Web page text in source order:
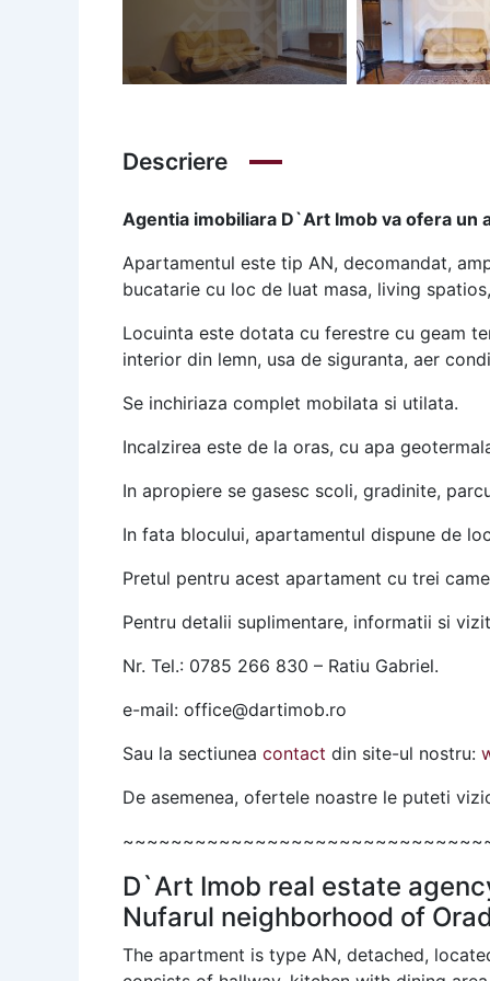
Descriere
Agentia imobiliara D`Art Imob va ofera
Apartamentul este tip AN, decomandat,
bucatarie cu loc de luat masa, living
Locuinta este dotata cu ferestre cu geam
interior din lemn, usa de siguranta, aer
Se inchiriaza complet mobilata si utilata.
Incalzirea este de la oras, cu apa
In apropiere se gasesc scoli, gradinite,
In fata blocului, apartamentul dispune de
Pretul pentru acest apartament cu trei
Pentru detalii suplimentare, informatii si
Nr. Tel.: 0785 266 830 – Ratiu Gabriel.
e-mail: office@dartimob.ro
Sau la sectiunea contact din site-ul nostru:
De asemenea, ofertele noastre le puteti
D`Art Imob real estate
Nufarul neighborhood of
The apartment is type AN, detached,